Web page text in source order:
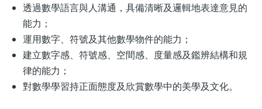
透過數學語言與人溝通，具備清晰及邏輯地表達意見的
能力；
運用數字、符號及其他數學物件的能力；
建立數字感、符號感、空間感、度量感及鑑辨結構和規
律的能力；
對數學學習持正面態度及欣賞數學中的美學及文化。